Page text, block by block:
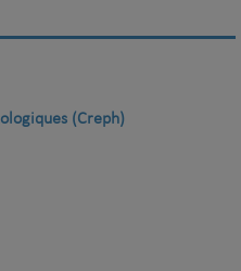
(Creph)